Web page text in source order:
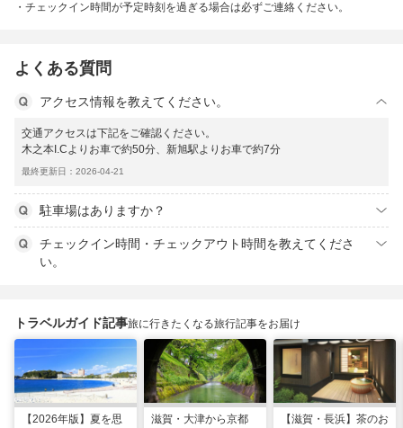
チェックイン時間が予定時刻を過ぎる場合は必ずご連絡ください。
よくある質問
アクセス情報を教えてください。
交通アクセスは下記をご確認ください。
木之本I.Cよりお車で約50分、新旭駅よりお車で約7分
最終更新日：2026-04-21
駐車場はありますか？
チェックイン時間・チェックアウト時間を教えてくださ
い。
トラベルガイド記事旅に行きたくなる旅行記事をお届け
【2026年版】夏を思
滋賀・大津から京都
【滋賀・長浜】茶のお